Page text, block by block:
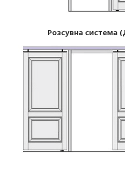
Розсувна система